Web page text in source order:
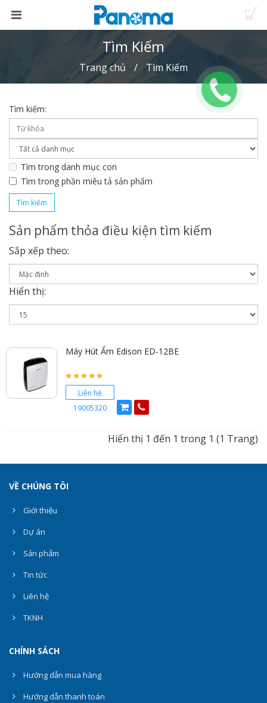
Tìm Kiếm
Trang chủ Tìm Kiếm
Tìm kiếm:
Tìm trong danh mục con
Tìm trong phần miêu tả sản phẩm
Sản phẩm thỏa điều kiện tìm kiếm
Sắp xếp theo:
Hiển thị:
Máy Hút Ẩm Edison ED-12BE
Liên hệ
19005320
Hiển thị 1 đến 1 trong 1 (1 Trang)
VỀ CHÚNG TÔI
Giới thiệu
Dự án
Sản phẩm
Tin tức
Liên hệ
TKNH
CHÍNH SÁCH
Hướng dẫn mua hàng
Hướng dẫn thanh toán